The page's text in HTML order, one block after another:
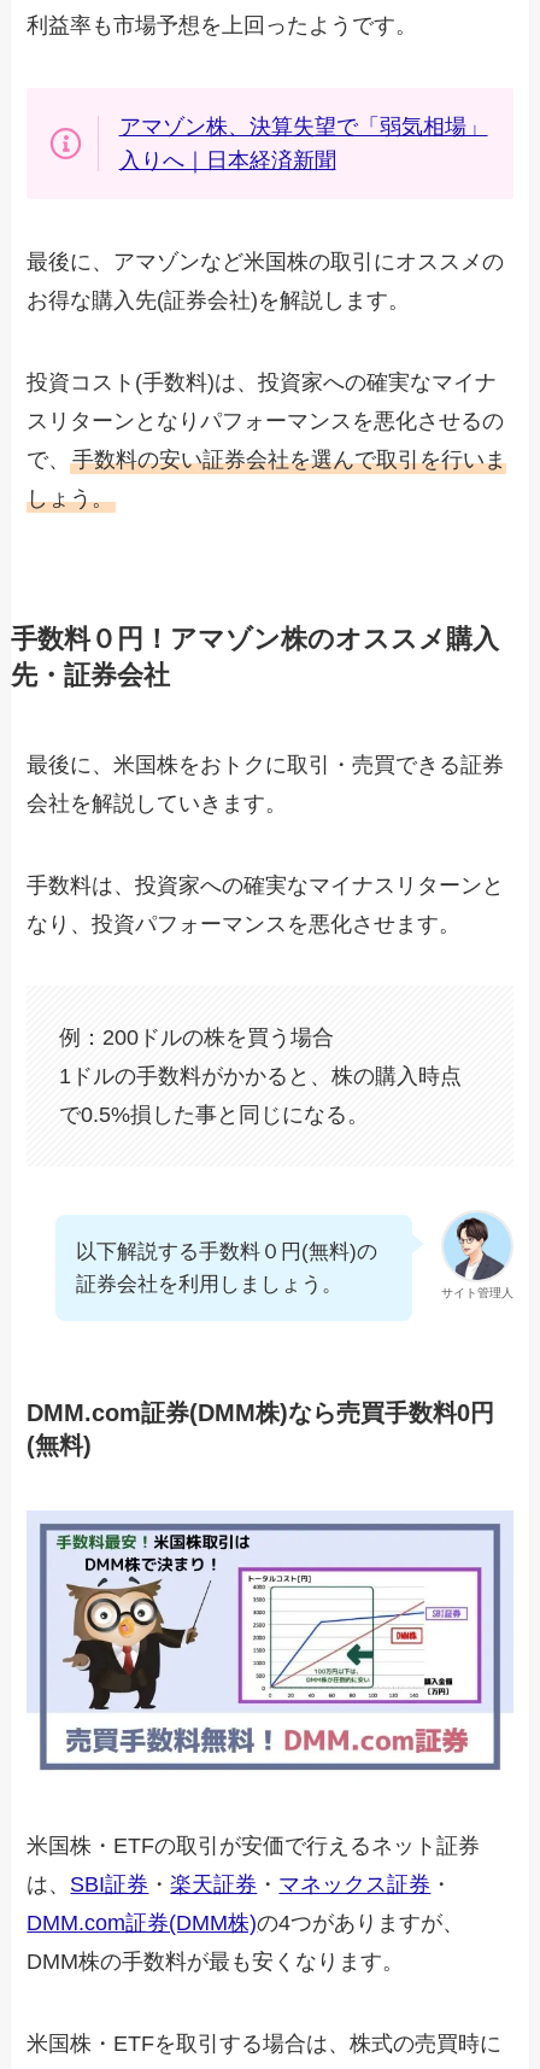
利益率も市場予想を上回ったようです。
アマゾン株、決算失望で「弱気相場」
入りへ｜日本経済新聞
最後に、アマゾンなど米国株の取引にオススメの
お得な購入先(証券会社)を解説します。
投資コスト(手数料)は、投資家への確実なマイナ
スリターンとなりパフォーマンスを悪化させるの
で、手数料の安い証券会社を選んで取引を行いま
しょう。
手数料０円！アマゾン株のオススメ購入
先・証券会社
最後に、米国株をおトクに取引・売買できる証券
会社を解説していきます。
手数料は、投資家への確実なマイナスリターンと
なり、投資パフォーマンスを悪化させます。
例：200ドルの株を買う場合
1ドルの手数料がかかると、株の購入時点
で0.5%損した事と同じになる。
サイト管理人
以下解説する手数料０円(無料)の
証券会社を利用しましょう。
DMM.com証券(DMM株)なら売買手数料0円
(無料)
米国株・ETFの取引が安価で行えるネット証券
は、 SBI証券 ・楽天証券 ・ マネックス証券 ・
DMM.com証券(DMM株)の4つがありますが、
DMM株の手数料が最も安くなります。
米国株・ETFを取引する場合は、株式の売買時に